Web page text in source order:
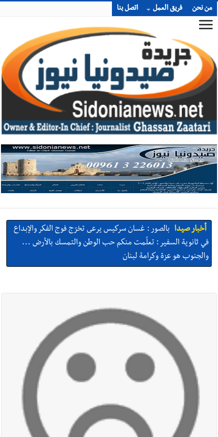
من نحن فريق العمل اتصل بنا
أخبار صيدا بالصور : غسان سركيس يرعى تخرّج فوج الفكر والإبداع
في ثانوية السفير : تعلّمت منكم حب الوطن والتمسك بالأرض ...
والجنوب هو عزة وكرامة لبنان
بلدية صيدا : حجز مركبتي توكتوك وتغريم صاحبهما
بسبب الإزعاج الصوتي
أخبار صيدا
We are hiring in Saida - Apply now before 14
august ...مطلوب موظفة للعمل في الأكاديمية الدولية لبناء
أخبار صيدا
بلدية صيدا ومؤسسة الحريري تعقدان الاجتماع
التشاوري الأول للمرصد الحضري